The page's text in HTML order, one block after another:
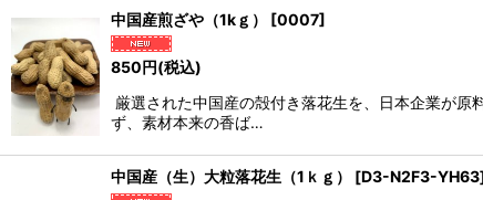
中国産煎ざや（1kｇ） [0007]
850 円(税込)
厳選された中国産の殻付き落花生を、日本企業が
ず、素材本来の香ば…
中国産（生）大粒落花生（1ｋｇ） [D3-N2F3-YH63